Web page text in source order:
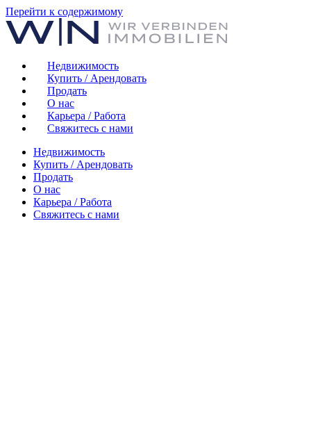
Перейти к содержимому
Недвижимость
Купить / Арендовать
Продать
О нас
Карьера / Работа
Свяжитесь с нами
Недвижимость
Купить / Арендовать
Продать
О нас
Карьера / Работа
Свяжитесь с нами